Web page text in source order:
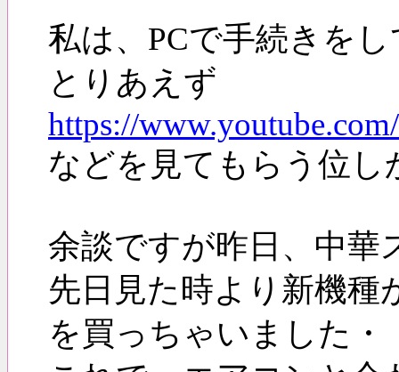
私は、PCで手続きを
とりあえず
https://
などを見てもらう位し
余談ですが昨日、中華
先日見た時より新機種
を買っちゃいました・